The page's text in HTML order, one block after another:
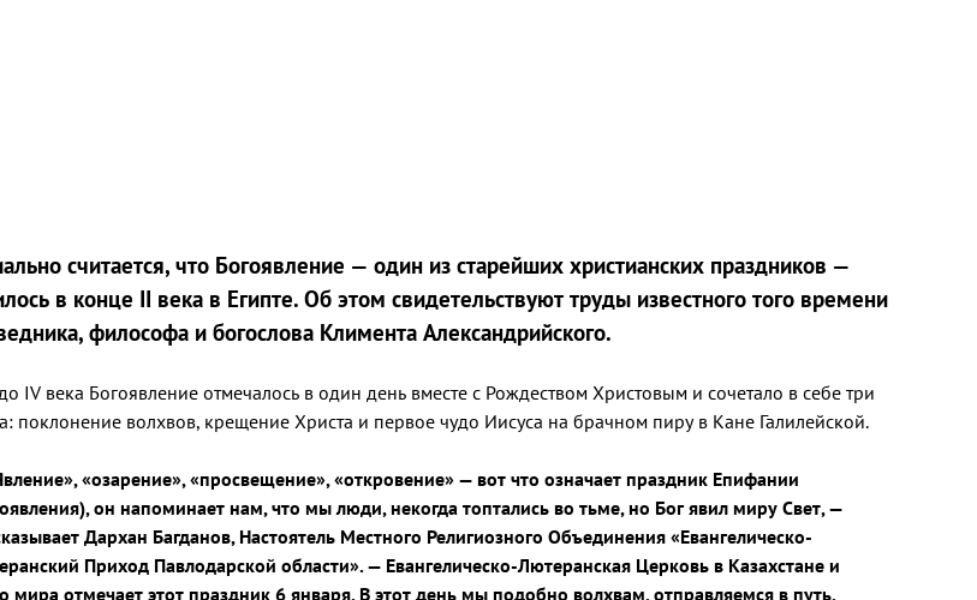
считается, что Богоявление — один из старейших христианских праздников —
в конце II века в Египте. Об этом свидетельствуют труды известного того времени
философа и богослова Климента Александрийского.
IV века Богоявление отмечалось в один день вместе с Рождеством Христовым и сочетало в себе три
поклонение волхвов, крещение Христа и первое чудо Иисуса на брачном пиру в Кане Галилейской.
«озарение», «просвещение», «откровение» — вот что означает праздник Епифании
он напоминает нам, что мы люди, некогда топтались во тьме, но Бог явил миру Свет, —
Дархан Багданов, Настоятель Местного Религиозного Объединения «Евангелическо-
Приход Павлодарской области». — Евангелическо-Лютеранская Церковь в Казахстане и
мира отмечает этот праздник 6 января. В этот день мы подобно волхвам, отправляемся в путь,